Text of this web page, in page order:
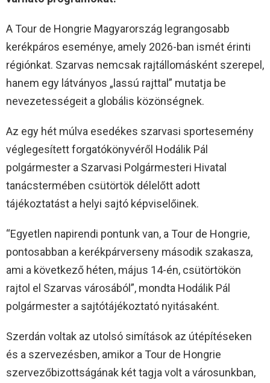
A Tour de Hongrie Magyarország legrangosabb
kerékpáros eseménye, amely 2026-ban ismét érinti
régiónkat. Szarvas nemcsak rajtállomásként szerepel,
hanem egy látványos „lassú rajttal” mutatja be
nevezetességeit a globális közönségnek.
Az egy hét múlva esedékes szarvasi sportesemény
véglegesített forgatókönyvéről Hodálik Pál
polgármester a Szarvasi Polgármesteri Hivatal
tanácstermében csütörtök délelőtt adott
tájékoztatást a helyi sajtó képviselőinek.
“Egyetlen napirendi pontunk van, a Tour de Hongrie,
pontosabban a kerékpárverseny második szakasza,
ami a következő héten, május 14-én, csütörtökön
rajtol el Szarvas városából”, mondta Hodálik Pál
polgármester a sajtótájékoztató nyitásaként.
Szerdán voltak az utolsó simítások az útépítéseken
és a szervezésben, amikor a Tour de Hongrie
szervezőbizottságának két tagja volt a városunkban,